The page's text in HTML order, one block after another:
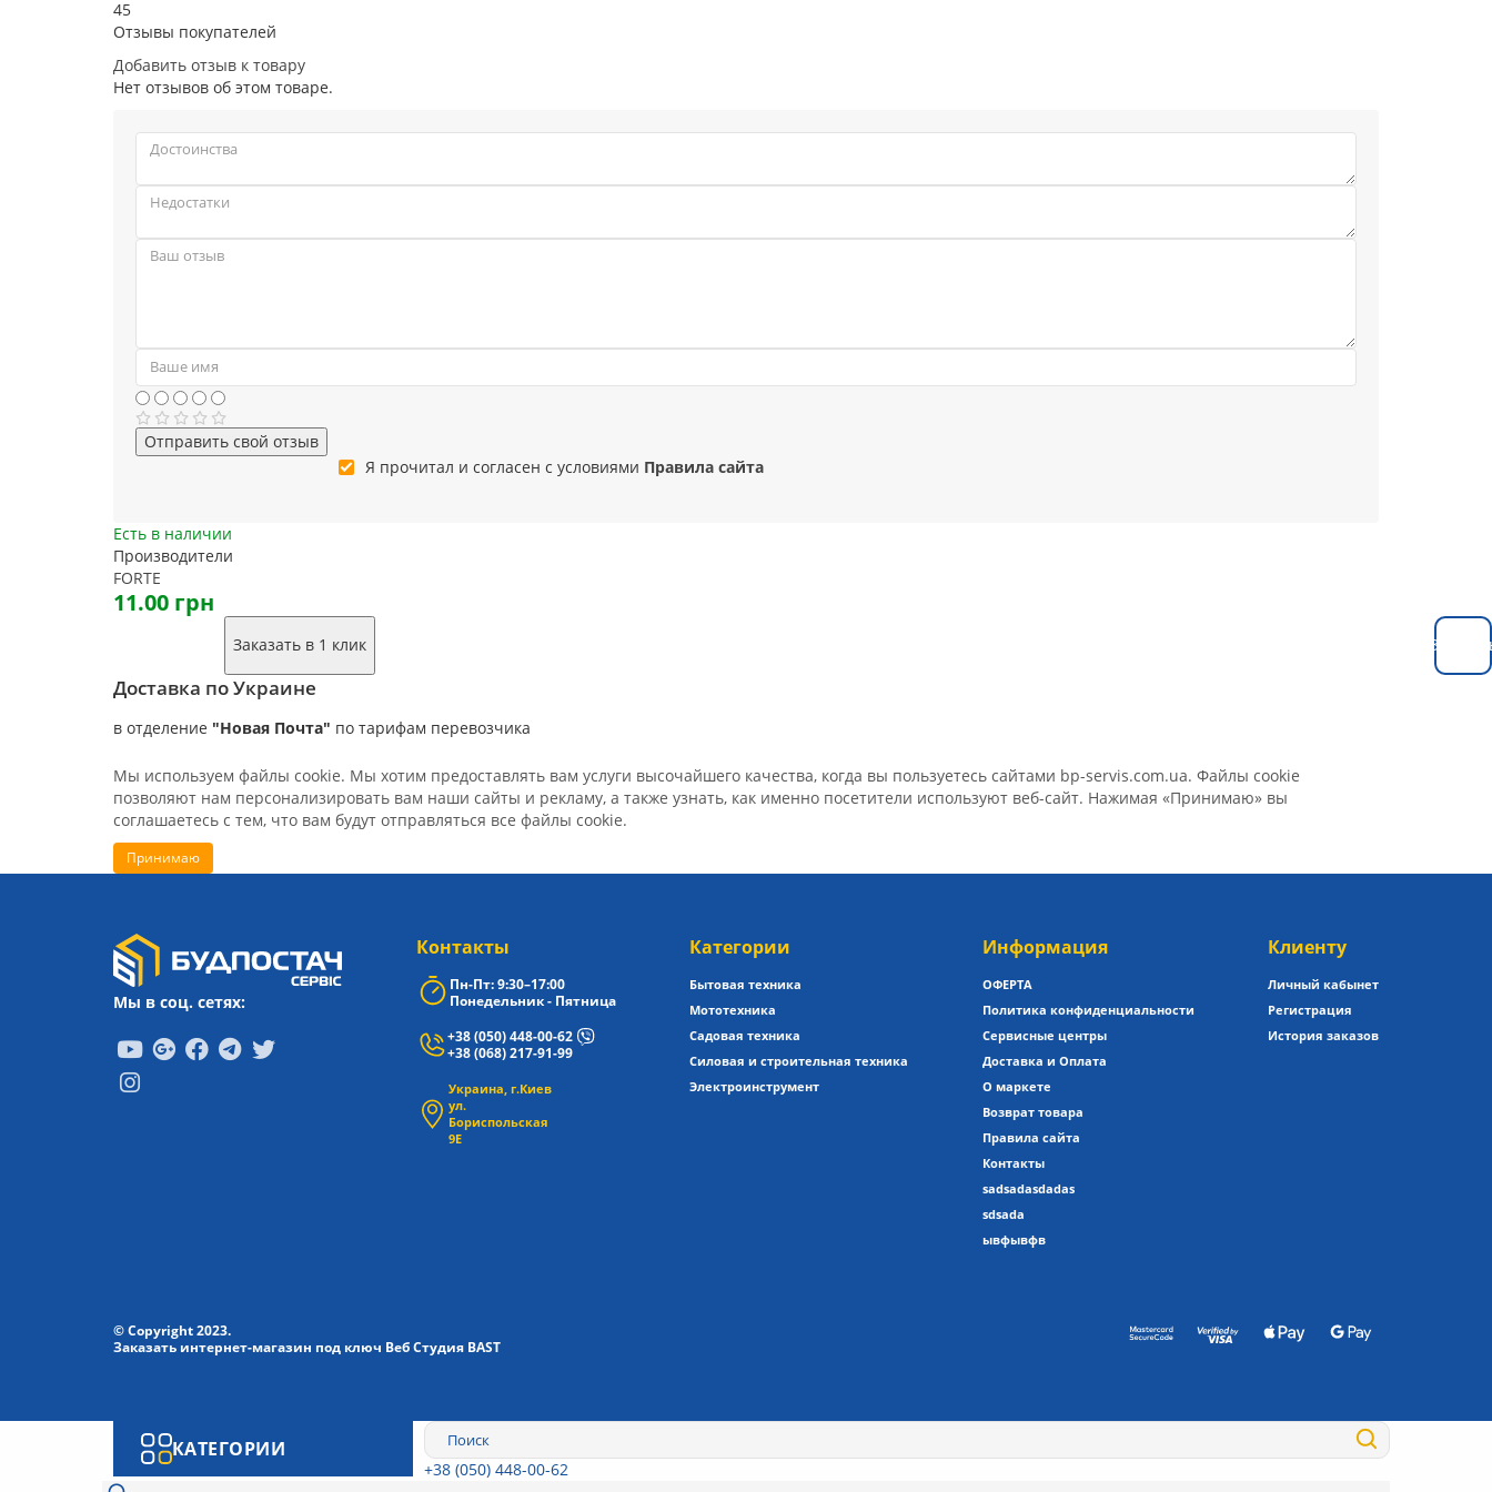
45
Отзывы покупателей
Добавить отзыв к товару
Нет отзывов об этом товаре.
Отправить свой отзыв
Я прочитал и согласен с условиями Правила сайта
Есть в наличии
Производители
FORTE
11.00 грн
Заказать в 1 клик
Доставка по Украине
в отделение "Новая Почта" по тарифам перевозчика
Мы используем файлы cookie. Мы хотим предоставлять вам услуги высочайшего качества, когда вы пользуетесь сайтами bp-servis.com.ua. Файлы cookie
позволяют нам персонализировать вам наши сайты и рекламу, а также узнать, как именно посетители используют веб-сайт. Нажимая «Принимаю» вы
соглашаетесь с тем, что вам будут отправляться все файлы cookie.
Принимаю
Мы в соц. сетях:
Контакты
Пн-Пт: 9:30–17:00
Понедельник - Пятница
+38 (050) 448-00-62
+38 (068) 217-91-99
Украина, г.Киев
ул.
Бориспольская
9Е
Категории
Бытовая техника
Мототехника
Садовая техника
Силовая и строительная техника
Электроинструмент
Информация
ОФЕРТА
Политика конфиденциальности
Сервисные центры
Доставка и Оплата
О маркете
Возврат товара
Правила сайта
Контакты
sadsadasdadas
sdsada
ывфывфв
Клиенту
Личный кабынет
Регистрация
История заказов
© Copyright 2023.
Заказать интернет-магазин под ключ Веб Студия BAST
КАТЕГОРИИ
+38 (050) 448-00-62